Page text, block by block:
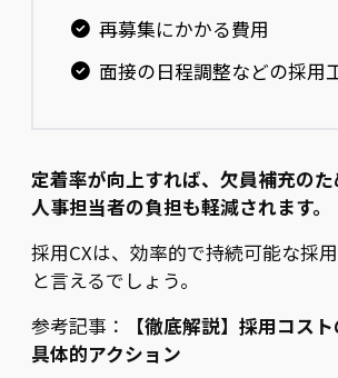
再募集にかかる費用
面接の日程調整などの採用
定着率が向上すれば、欠員補充の
人事担当者の負担も軽減されます。
採用CXは、効率的で持続可能な採
と言えるでしょう。
参考記事：
【徹底解説】採用コス
具体的アクション